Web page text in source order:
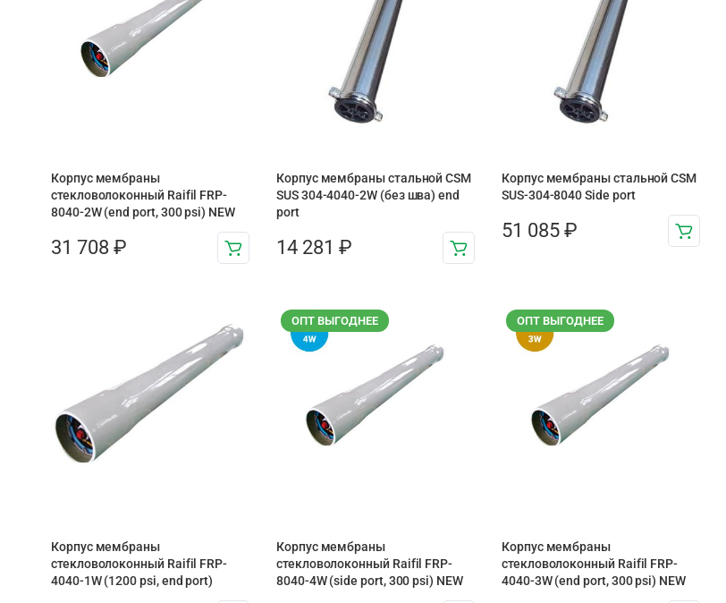
Корпус мембраны
стекловолоконный Raifil FRP-
8040-2W (end port, 300 psi) NEW
31 708 ₽
Корпус мембраны стальной CSM
SUS 304-4040-2W (без шва) end
port
14 281 ₽
Корпус мембраны стальной CSM
SUS-304-8040 Side port
51 085 ₽
Корпус мембраны
стекловолоконный Raifil FRP-
4040-1W (1200 psi, end port)
ОПТ ВЫГОДНЕЕ
Корпус мембраны
стекловолоконный Raifil FRP-
8040-4W (side port, 300 psi) NEW
ОПТ ВЫГОДНЕЕ
Корпус мембраны
стекловолоконный Raifil FRP-
4040-3W (end port, 300 psi) NEW